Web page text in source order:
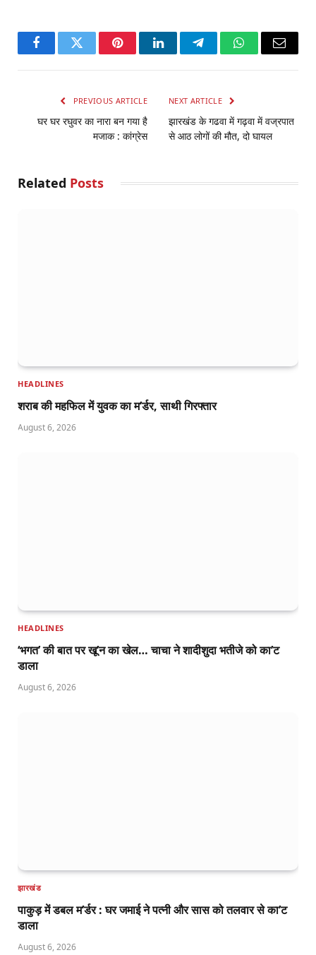
FacebookTwitter PinterestLinkedInTelegramWhatsApp
Email
PREVIOUS ARTICLE
घर घर रघुवर का नारा बन गया है
मजाक : कांग्रेस
NEXT ARTICLE
झारखंड के गढवा में गढ़वा में वज्रपात
से आठ लोगों की मौत, दो घायल
Related Posts
HEADLINES
शराब की महफिल में युवक का म’र्डर, साथी गिरफ्तार
August 6, 2026
HEADLINES
‘भगत’ की बात पर खू’न का खेल… चाचा ने शादीशुदा भतीजे को का’ट
डाला
August 6, 2026
झारखंड
पाकुड़ में डबल म’र्डर : घर जमाई ने पत्नी और सास को तलवार से का’ट
डाला
August 6, 2026